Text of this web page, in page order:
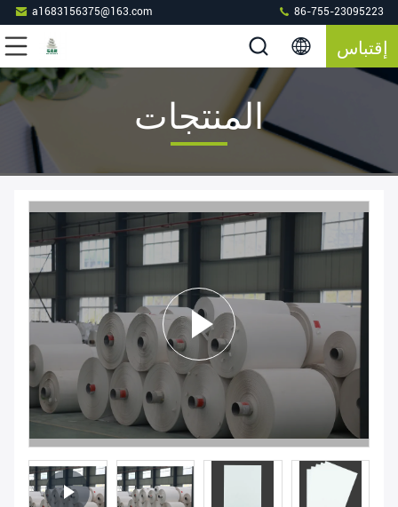
a1683156375@163.com 86-755-23095223
إقتباس
المنتجات